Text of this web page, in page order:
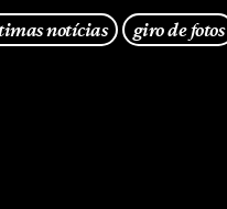
notícias giro de fotos